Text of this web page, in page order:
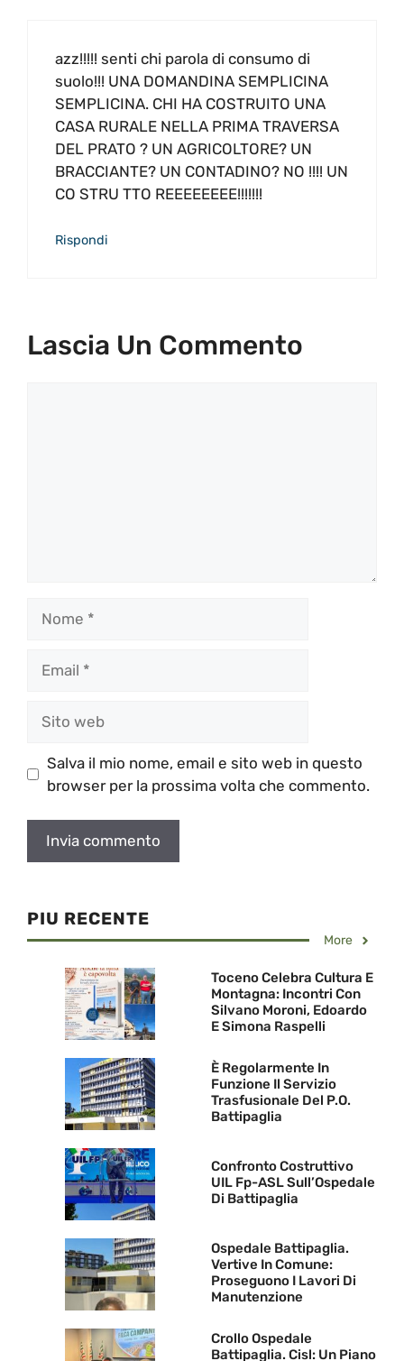
azz!!!!! senti chi parola di consumo di
suolo!!! UNA DOMANDINA SEMPLICINA
SEMPLICINA. CHI HA COSTRUITO UNA
CASA RURALE NELLA PRIMA TRAVERSA
DEL PRATO ? UN AGRICOLTORE? UN
BRACCIANTE? UN CONTADINO? NO !!!! UN
CO STRU TTO REEEEEEEE!!!!!!!
Rispondi
Lascia Un Commento
web
Salva il mio nome, email e sito web in questo
browser per la prossima volta che commento.
PIU RECENTE
More
Toceno Celebra Cultura E
Montagna: Incontri Con
Silvano Moroni, Edoardo
E Simona Raspelli
È Regolarmente In
Funzione Il Servizio
Trasfusionale Del P.O.
Battipaglia
Confronto Costruttivo
UIL Fp-ASL Sull’Ospedale
Di Battipaglia
Ospedale Battipaglia.
Vertive In Comune:
Proseguono I Lavori Di
Manutenzione
Crollo Ospedale
Battipaglia. Cisl: Un Piano